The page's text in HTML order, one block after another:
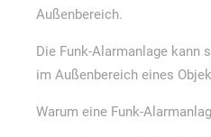
Außenbereich.
Die Funk-Alarmanlage kann
im Außenbereich eines
Warum eine Funk-